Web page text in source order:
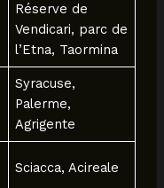
Réserve de
Vendicari, parc de
l’Etna, Taormina
Syracuse,
Palerme,
Agrigente
Sciacca, Acireale